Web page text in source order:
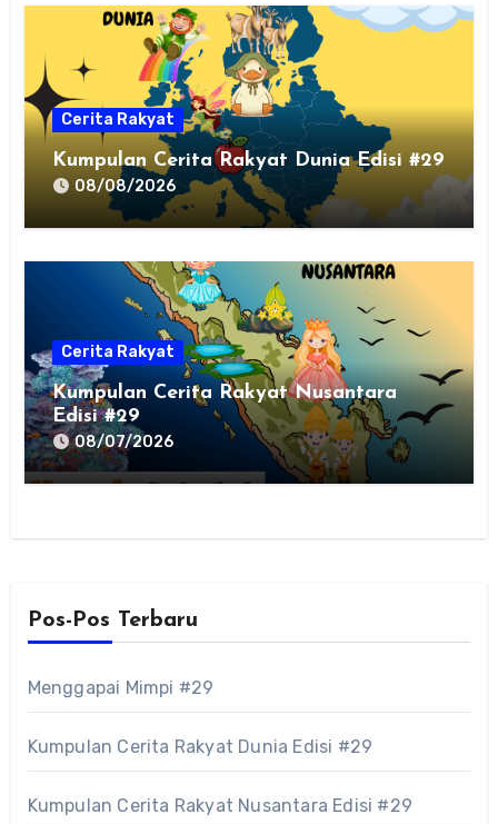
Cerita Rakyat
Kumpulan Cerita Rakyat Dunia Edisi #29
08/08/2026
Cerita Rakyat
Kumpulan Cerita Rakyat Nusantara
Edisi #29
08/07/2026
Pos-Pos Terbaru
Menggapai Mimpi #29
Kumpulan Cerita Rakyat Dunia Edisi #29
Kumpulan Cerita Rakyat Nusantara Edisi #29